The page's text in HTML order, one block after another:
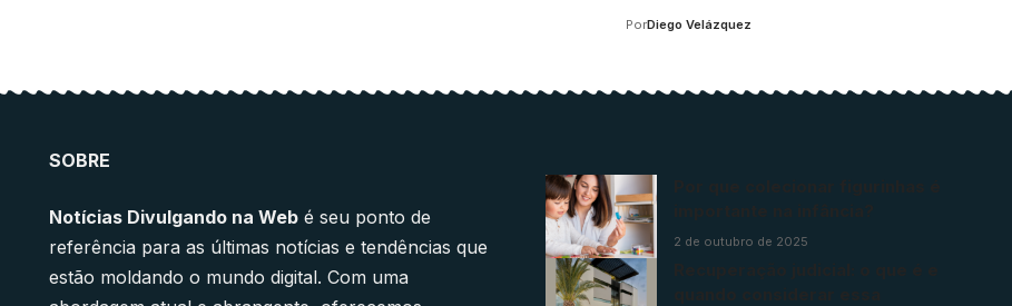
PorDiego Velázquez
SOBRE
Notícias Divulgando na Webé seu ponto de
referência para as últimas notícias e tendências que
estão moldando o mundo digital. Com uma
2 de outubro de 2025